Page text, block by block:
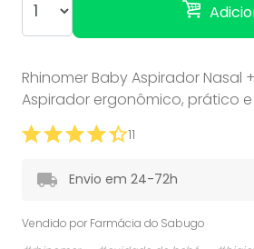
Rhinomer Baby Aspirador Nasal
Aspirador ergonômico, prático
11
Envio em 24-72h
Vendido por Farmácia do Sabugo